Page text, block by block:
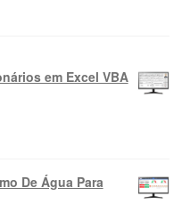
em Excel VBA
De Água Para